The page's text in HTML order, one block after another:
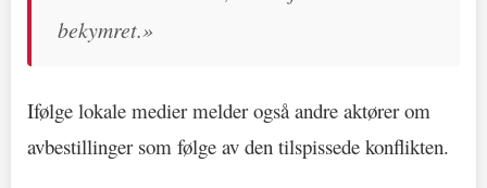
bekymret.»
Ifølge lokale medier melder også andre aktører om
avbestillinger som følge av den tilspissede konflikten.